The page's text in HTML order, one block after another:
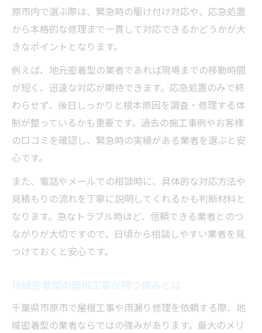
原市内で選ぶ際は、緊急時の駆け付け対応や、応急処置
から本格的な修理まで一貫して対応できるかどうかが大
きなポイントとなります。
例えば、地元密着型の業者であれば現場までの移動時間
が短く、迅速な対応が期待できます。応急処置のみで終
わらせず、後日しっかりと根本原因を調査・修理する体
制が整っているかも重要です。過去の施工事例やお客様
の口コミを確認し、緊急時の実績がある業者を選ぶと安
心です。
また、電話やメールでの相談時に、具体的な対応方法や
見積もりの流れを丁寧に説明してくれるかも判断材料と
なります。急なトラブル時ほど、信頼できる業者とのつ
ながりが大切ですので、日頃から相談しやすい業者を見
つけておくと安心です。
千葉県市原市で屋根工事や雨漏り修理を依頼する際、地
域密着型の業者ならではの強みがあります。最大のメリ